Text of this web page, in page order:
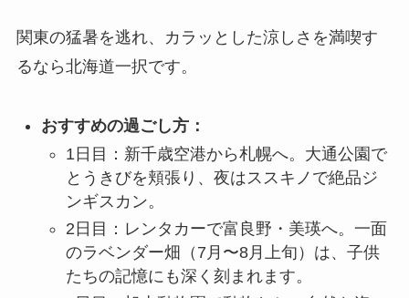
関東の猛暑を逃れ、カラッとした涼しさを満喫す
るなら北海道一択です。
おすすめの過ごし方：
1日目：新千歳空港から札幌へ。大通公園で
とうきびを頬張り、夜はススキノで絶品ジ
ンギスカン。
2日目：レンタカーで富良野・美瑛へ。一面
のラベンダー畑（7月〜8月上旬）は、子供
たちの記憶にも深く刻まれます。